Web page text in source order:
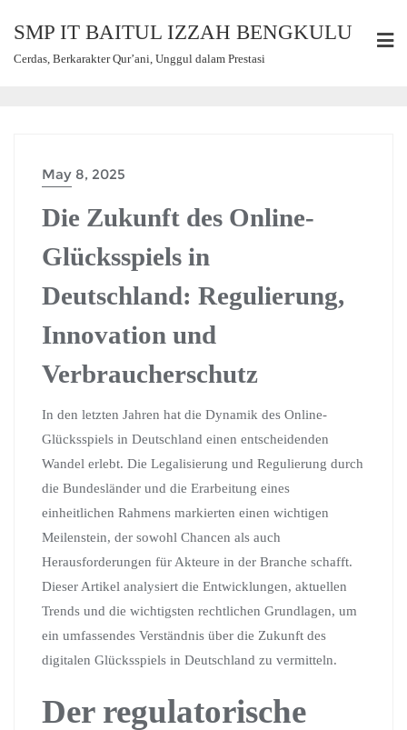
SMP IT BAITUL IZZAH BENGKULU
Cerdas, Berkarakter Qur’ani, Unggul dalam Prestasi
May 8, 2025
Die Zukunft des Online-
Glücksspiels in
Deutschland: Regulierung,
Innovation und
Verbraucherschutz
In den letzten Jahren hat die Dynamik des Online-
Glücksspiels in Deutschland einen entscheidenden
Wandel erlebt. Die Legalisierung und Regulierung durch
die Bundesländer und die Erarbeitung eines
einheitlichen Rahmens markierten einen wichtigen
Meilenstein, der sowohl Chancen als auch
Herausforderungen für Akteure in der Branche schafft.
Dieser Artikel analysiert die Entwicklungen, aktuellen
Trends und die wichtigsten rechtlichen Grundlagen, um
ein umfassendes Verständnis über die Zukunft des
digitalen Glücksspiels in Deutschland zu vermitteln.
Der regulatorische